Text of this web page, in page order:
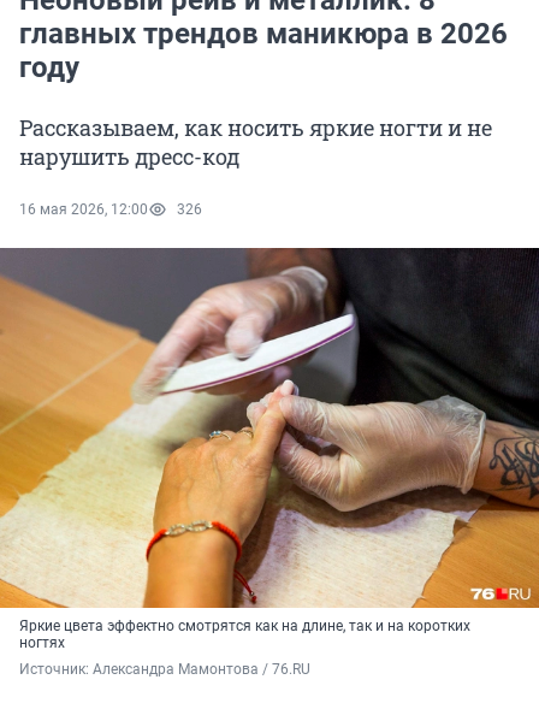
главных трендов маникюра в 2026
году
Рассказываем, как носить яркие ногти и не
нарушить дресс-код
16 мая 2026, 12:00 326
Яркие цвета эффектно смотрятся как на длине, так и на коротких
ногтях
Источник: Александра Мамонтова / 76.RU